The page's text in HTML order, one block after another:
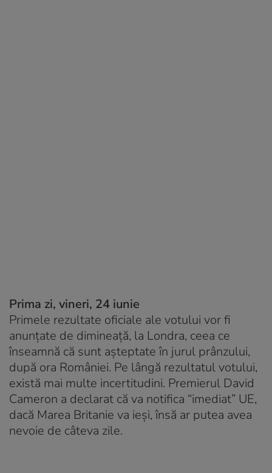
Prima zi, vineri, 24 iunie
Primele rezultate oficiale ale votului vor fi
anunțate de dimineață, la Londra, ceea ce
înseamnă că sunt așteptate în jurul prânzului,
după ora României. Pe lângă rezultatul votului,
există mai multe incertitudini. Premierul David
Cameron a declarat că va notifica “imediat” UE,
dacă Marea Britanie va ieşi, însă ar putea avea
nevoie de câteva zile.